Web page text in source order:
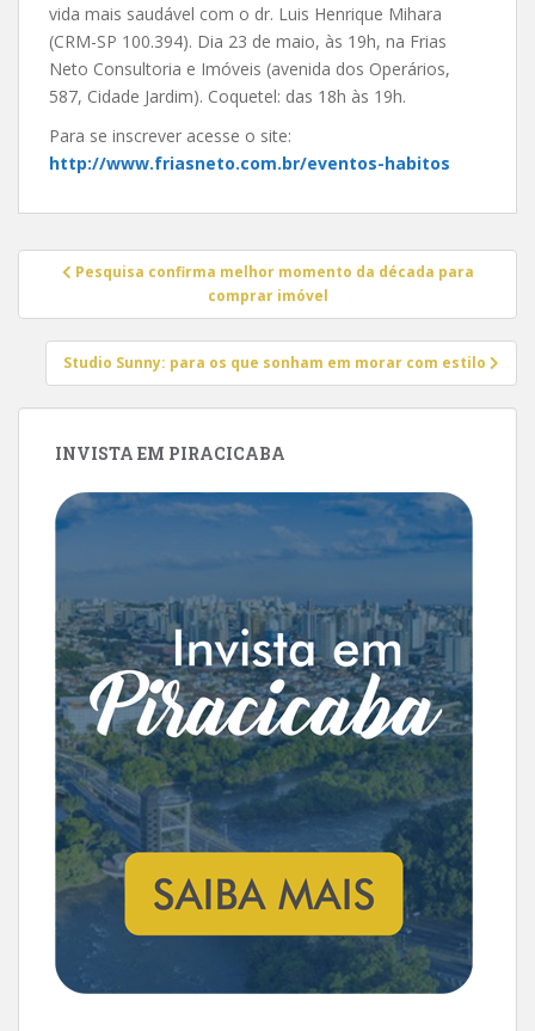
vida mais saudável com o dr. Luis Henrique Mihara
(CRM-SP 100.394). Dia 23 de maio, às 19h, na Frias
Neto Consultoria e Imóveis (avenida dos Operários,
587, Cidade Jardim). Coquetel: das 18h às 19h.
Para se inscrever acesse o site:
http://www.friasneto.com.br/eventos-habitos
Navegação
Post
Pesquisa confirma melhor momento da década para
comprar imóvel
Studio Sunny: para os que sonham em morar com estilo
INVISTA EM PIRACICABA